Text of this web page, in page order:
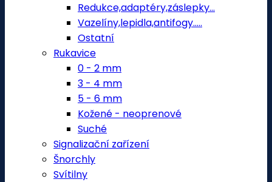
Redukce,adaptéry,záslepky...
Vazelíny,lepidla,antifogy.....
Ostatní
Rukavice
0 - 2 mm
3 - 4 mm
5 - 6 mm
Kožené - neoprenové
Suché
Signalizační zařízení
Šnorchly
Svítilny